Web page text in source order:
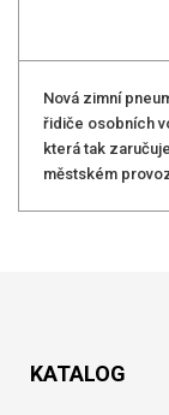
Nová zimní
řidiče osobních
která tak
městském
KATALOG